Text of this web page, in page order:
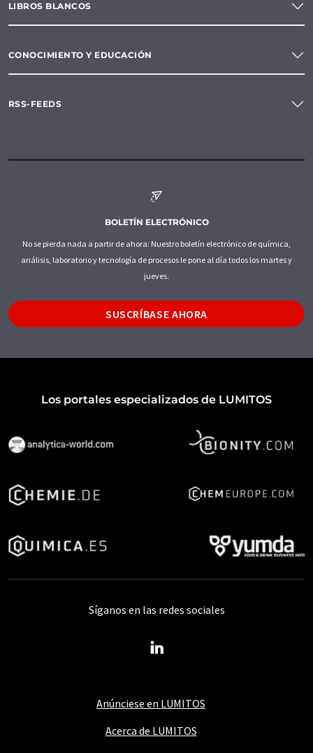
LIBROS BLANCOS
CONOCIMIENTO Y EDUCACIÓN
RSS-FEEDS
BOLETÍN ELECTRÓNICO
No se pierda nada a partir de ahora: Nuestro boletín electrónico de química,
análisis, laboratorio y tecnología de procesos le pone al día todos los martes y
jueves.
SUSCRÍBASE AHORA
Los portales especializados de LUMITOS
Anúnciese en LUMITOS
Acerca de LUMITOS
Síganos en las redes sociales